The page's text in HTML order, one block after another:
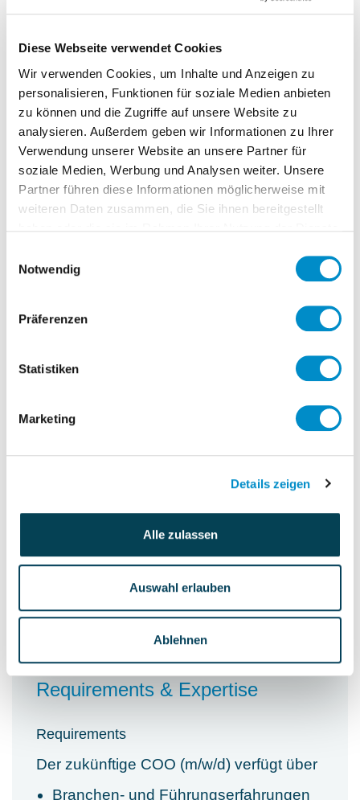
Diese Webseite verwendet Cookies
Wir verwenden Cookies, um Inhalte und Anzeigen zu
personalisieren, Funktionen für soziale Medien anbieten
zu können und die Zugriffe auf unsere Website zu
analysieren. Außerdem geben wir Informationen zu Ihrer
Verwendung unserer Website an unsere Partner für
soziale Medien, Werbung und Analysen weiter. Unsere
Partner führen diese Informationen möglicherweise mit
weiteren Daten zusammen, die Sie ihnen bereitgestellt
Notwendig
Präferenzen
Statistiken
Marketing
Details zeigen
Alle zulassen
Auswahl erlauben
Ablehnen
Unternehmens wird ein COO gesucht,
der folgende Bereiche verantwortet:
Einkauf & Supply Chain
F&E, Konstruktion sowie Montage
Zentralbereiche: ReFi / Controlling / HR
/ etc.
Hauptfokus der Aufgabe
Umsetzung einer Wachstumsstrategie
Auftragseingangssituation
des Unternehmens im Hinblick auf
30 million Euro
Requirements & Expertise
Requirements
Der zukünftige COO (m/w/d) verfügt über
Branchen- und Führungserfahrungen